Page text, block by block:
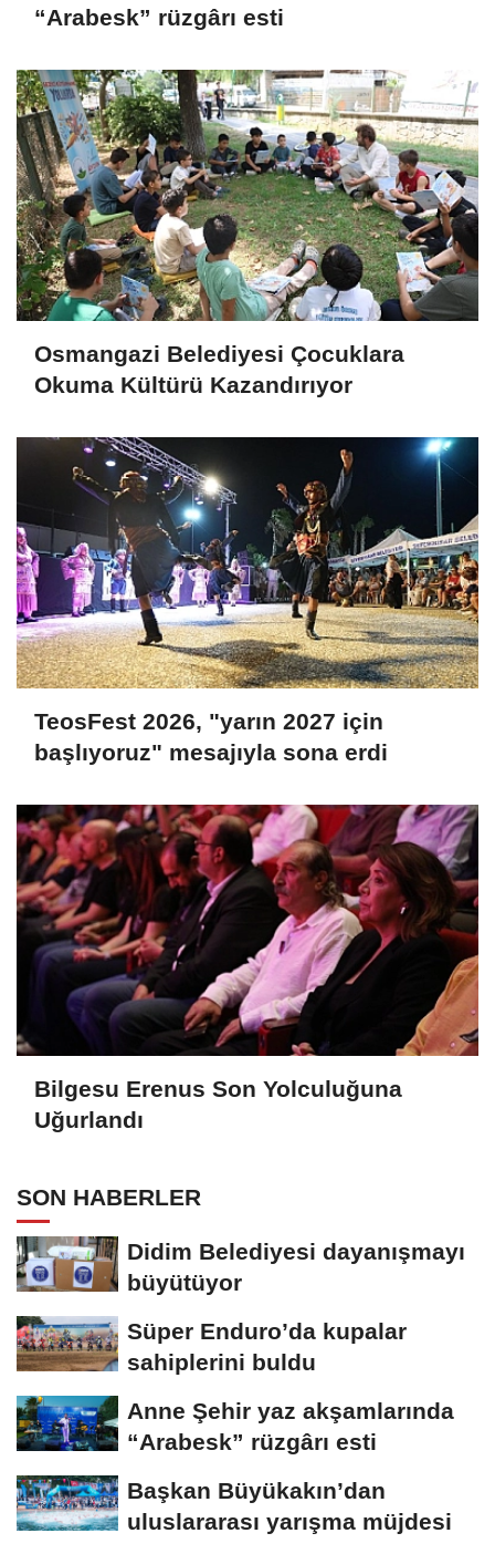
“Arabesk” rüzgârı esti
Osmangazi Belediyesi Çocuklara
Okuma Kültürü Kazandırıyor
TeosFest 2026, "yarın 2027 için
başlıyoruz" mesajıyla sona erdi
Bilgesu Erenus Son Yolculuğuna
Uğurlandı
SON HABERLER
Didim Belediyesi dayanışmayı
büyütüyor
Süper Enduro’da kupalar
sahiplerini buldu
Anne Şehir yaz akşamlarında
“Arabesk” rüzgârı esti
Başkan Büyükakın’dan
uluslararası yarışma müjdesi